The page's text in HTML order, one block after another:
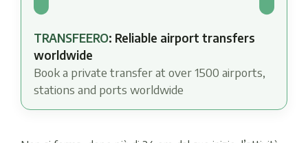
TRANSFEERO: Reliable airport transfers
worldwide
Book a private transfer at over 1500 airports,
stations and ports worldwide